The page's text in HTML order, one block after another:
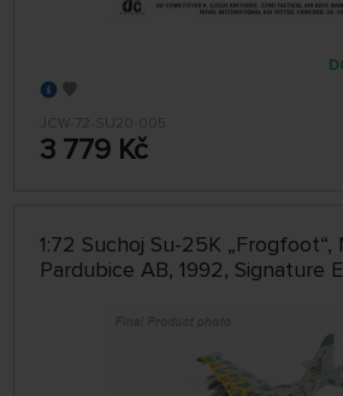
JCW-72-SU20-005
3 779 Kč
1:72 Suchoj Su-25K „Frogfoot“,
Pardubice AB, 1992, Signature